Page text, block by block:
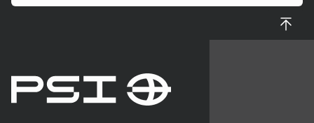
Nach